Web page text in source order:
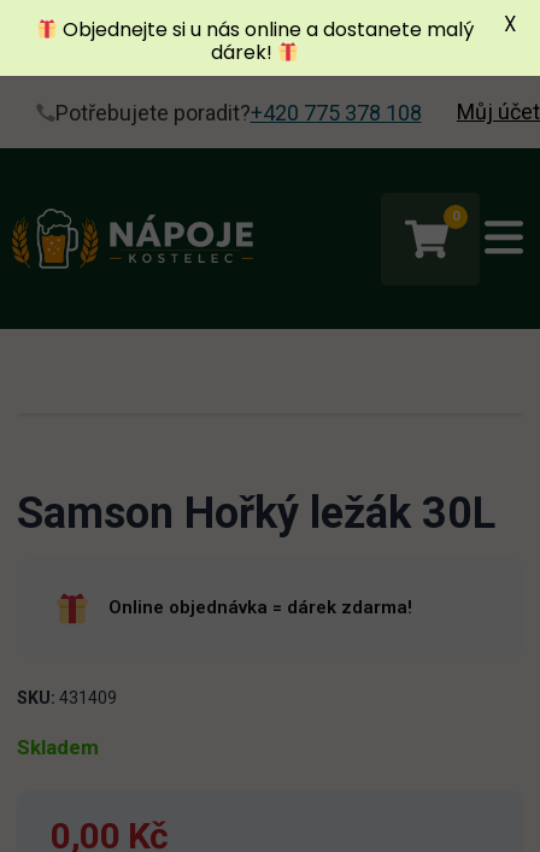
Potřebujete poradit?+420 775 378 108 Můj účet
0
Samson Hořký ležák 30L
Online objednávka = dárek zdarma!
SKU: 431409
Skladem
0,00 Kč
Objednejte si u nás online a dostanete malý
dárek!
X